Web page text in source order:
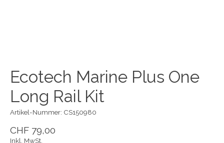
Ecotech Marine Plus One
Long Rail Kit
Artikel-Nummer: CS150980
CHF 79,00
Inkl. MwSt.